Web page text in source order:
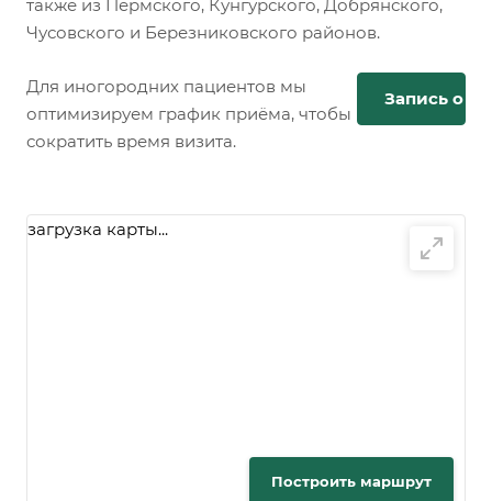
также из Пермского, Кунгурского, Добрянского,
Чусовского и Березниковского районов.
Для иногородних пациентов мы
оптимизируем график приёма, чтобы
сократить время визита.
Запись
загрузка карты...
Построить маршрут